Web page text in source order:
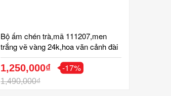
Bộ ấm chén trà,mã 111207,men
trắng vẽ vàng 24k,hoa văn cảnh đài
hoa sen,gốm bát tràng,tinh vân
1,250,000₫
1,490,000₫
-17%